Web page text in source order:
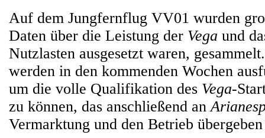
Auf dem Jungfernflug VV01 wurden
Daten über die Leistung der Vega und
Nutzlasten ausgesetzt waren,
werden in den kommenden Wochen
um die volle Qualifikation des Vega-
zu können, das anschließend an
Vermarktung und den Betrieb